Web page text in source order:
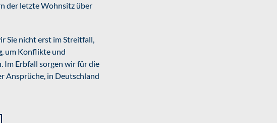
der letzte Wohnsitz über
Sie nicht erst im Streitfall,
, um Konflikte und
Im Erbfall sorgen wir für die
Ansprüche, in Deutschland